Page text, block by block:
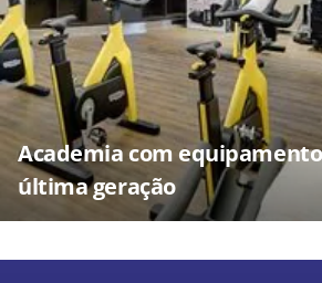
Academia com
última geração